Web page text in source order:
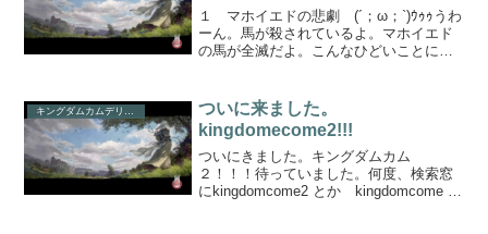
１ マホイエドの悲劇 (´；ω；`)ｳｩｩうわ
ーん。馬が殺されているよ。マホイエド
の馬が全滅だよ。こんなひどいことにな
をしたらジェンダちゃんもあの死骸の中
に加わっていた...
ついに来ました。
kingdomecome2!!!
ついにきました。キングダムカム
２！！！待っていました。何度、検索窓
にkingdomcome2 とか kingdomcome 続